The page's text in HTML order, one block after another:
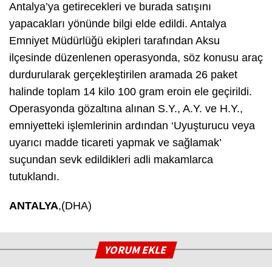
Antalya’ya getirecekleri ve burada satışını
yapacakları yönünde bilgi elde edildi. Antalya
Emniyet Müdürlüğü ekipleri tarafından Aksu
ilçesinde düzenlenen operasyonda, söz konusu araç
durdurularak gerçekleştirilen aramada 26 paket
halinde toplam 14 kilo 100 gram eroin ele geçirildi.
Operasyonda gözaltına alınan S.Y., A.Y. ve H.Y.,
emniyetteki işlemlerinin ardından ‘Uyuşturucu veya
uyarıcı madde ticareti yapmak ve sağlamak’
suçundan sevk edildikleri adli makamlarca
tutuklandı.
ANTALYA,(DHA)
YORUM EKLE